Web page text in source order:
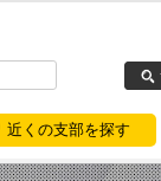
近くの支部を探す